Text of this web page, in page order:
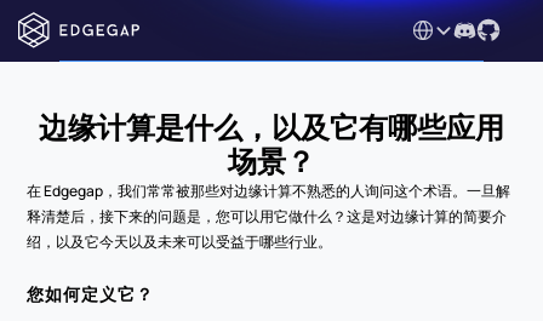
Select Language
边缘计算是什么，以及它有哪些应用
场景？
在 Edgegap，我们常常被那些对边缘计算不熟悉的人询问这个术语。一旦解
释清楚后，接下来的问题是，您可以用它做什么？这是对边缘计算的简要介
绍，以及它今天以及未来可以受益于哪些行业。
您如何定义它？